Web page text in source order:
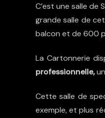
C’est une salle de
grande salle de
balcon et de 600
La Cartonnerie
professionnelle,un
Cette salle de
exemple, et plus